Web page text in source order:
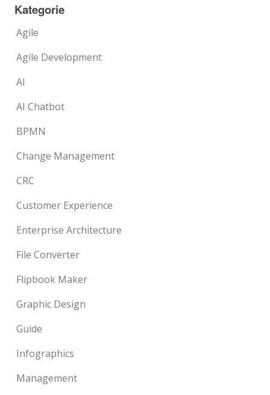
Kategorie
Agile
Agile Development
AI
AI Chatbot
BPMN
Change Management
CRC
Customer Experience
Enterprise Architecture
File Converter
Flipbook Maker
Graphic Design
Guide
Infographics
Management